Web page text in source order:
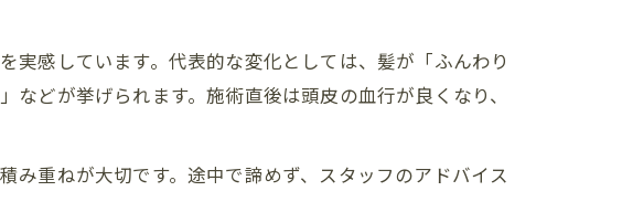
いポイント
実感
感しています。代表的な変化としては、髪が「ふんわり
どが挙げられます。施術直後は頭皮の血行が良くなり、
重ねが大切です。途中で諦めず、スタッフのアドバイス